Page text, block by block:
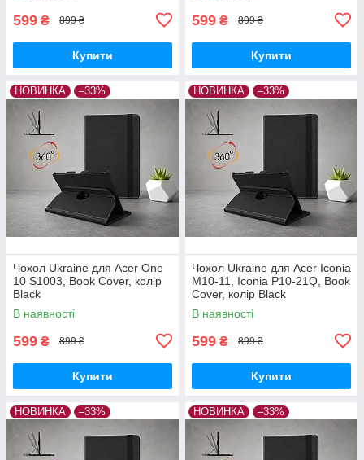
599 ₴ 899 ₴
Купити
599 ₴ 899 ₴
Купити
НОВИНКА –33%
Чохол Ukraine для Acer One
10 S1003, Book Cover, колір
Black
В наявності
599 ₴ 899 ₴
Купити
НОВИНКА –33%
Чохол Ukraine для Acer Iconia
M10-11, Iconia P10-21Q, Book
Cover, колір Black
В наявності
599 ₴ 899 ₴
Купити
НОВИНКА –33% НОВИНКА –33%